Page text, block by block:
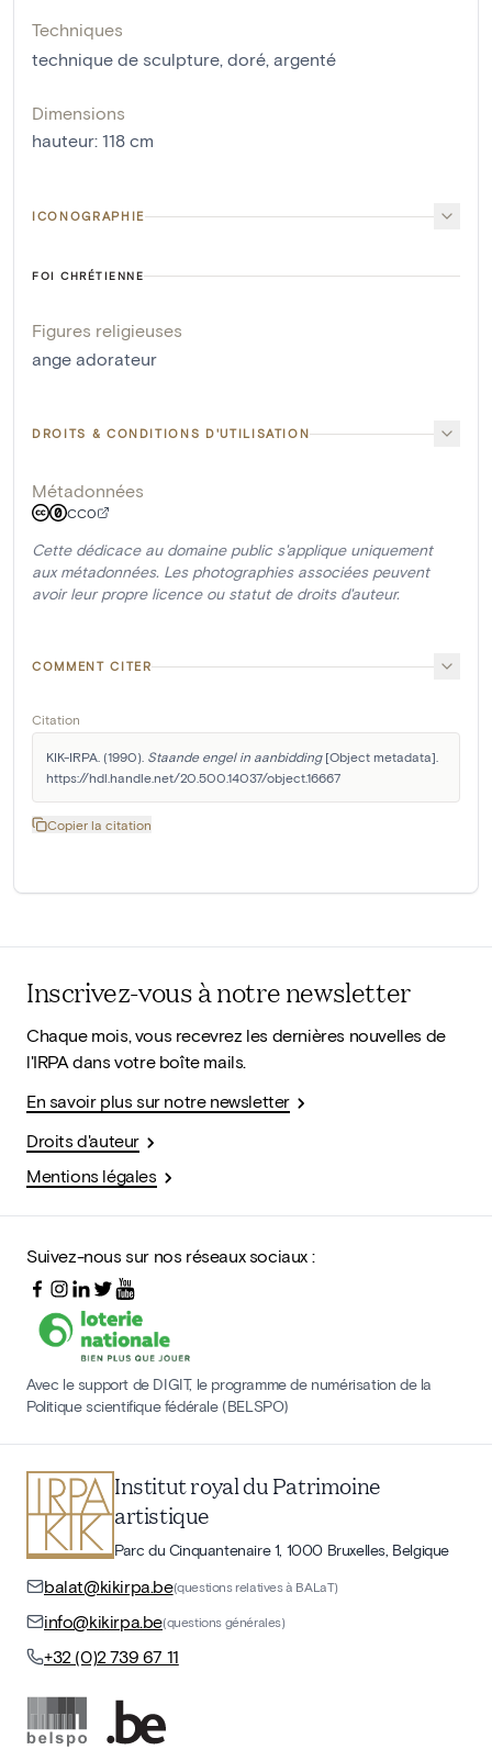
Techniques
technique de sculpture, doré, argenté
Dimensions
hauteur: 118 cm
ICONOGRAPHIE
FOI CHRÉTIENNE
Figures religieuses
ange adorateur
DROITS & CONDITIONS D'UTILISATION
Métadonnées
CC0
Cette dédicace au domaine public s'applique uniquement
aux métadonnées. Les photographies associées peuvent
avoir leur propre licence ou statut de droits d'auteur.
COMMENT CITER
Citation
KIK-IRPA. (1990). Staande engel in aanbidding [Object metadata].
https://hdl.handle.net/20.500.14037/object.16667
Copier la citation
Inscrivez-vous à notre newsletter
Chaque mois, vous recevrez les dernières nouvelles de
l'IRPA dans votre boîte mails.
En savoir plus sur notre newsletter
Droits d'auteur
Mentions légales
Suivez-nous sur nos réseaux sociaux :
Avec le support de DIGIT, le programme de numérisation de la
Politique scientifique fédérale (BELSPO)
Institut royal du Patrimoine
artistique
Parc du Cinquantenaire 1, 1000 Bruxelles, Belgique
balat@kikirpa.be(questions relatives à BALaT)
info@kikirpa.be(questions générales)
+32 (0)2 739 67 11